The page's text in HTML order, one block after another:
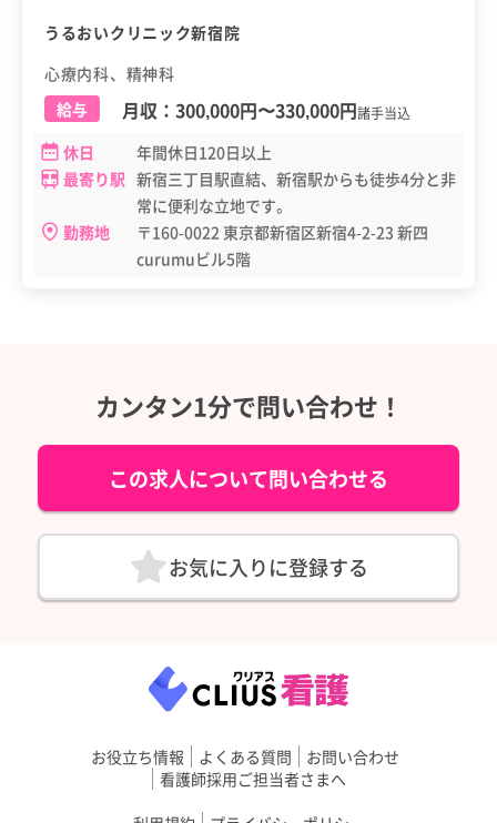
うるおいクリニック新宿院
心療内科、精神科
給与
月収： 300,000円〜330,000円諸手当込
休日
年間休日120日以上
最寄り駅 新宿三丁目駅直結、新宿駅からも徒歩4分と非
常に便利な立地です。
勤務地
〒160-0022 東京都新宿区新宿4-2-23 新四
curumuビル5階
カンタン1分で問い合わせ！
この求人について問い合わせる
お気に入りに登録する
お役立ち情報 よくある質問
お問い合わせ
看護師採用ご担当者さまへ